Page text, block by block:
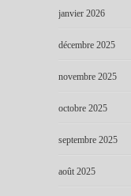
janvier 2026
décembre 2025
novembre 2025
octobre 2025
septembre 2025
août 2025